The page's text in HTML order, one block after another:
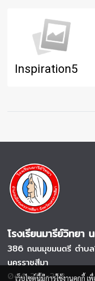
Inspiration5
โรงเรียนมารีย์วิทยา
386 ถนนมุขมนตรี ตำบ
นครราชสีมา
044-252-253
เว็บไซต์นี้มีการใช้งานคุกกี้